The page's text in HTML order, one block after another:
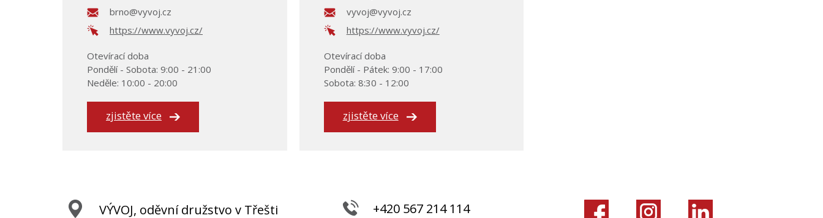
brno@vyvoj.cz
https://www.vyvoj.cz/
Otevírací doba
Pondělí - Sobota: 9:00 - 21:00
Neděle: 10:00 - 20:00
zjistěte více
vyvoj@vyvoj.cz
https://www.vyvoj.cz/
Otevírací doba
Pondělí - Pátek: 9:00 - 17:00
Sobota: 8:30 - 12:00
zjistěte více
VÝVOJ, oděvní družstvo v Třešti
+420 567 214 114